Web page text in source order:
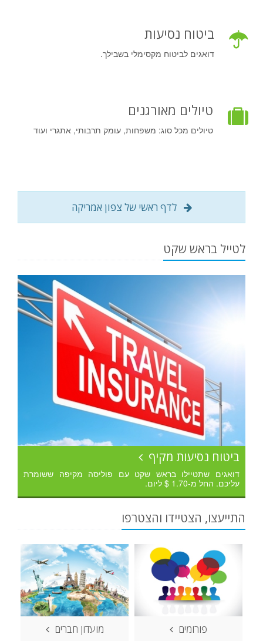
ביטוח נסיעות
דואגים לביטוח מקסימלי בשבילך.
טיולים מאורגנים
טיולים מכל סוג: משפחות, עומק תרבותי, אתגרי ועוד
לדף ראשי של צפון אמריקה
לטייל בראש שקט
ביטוח נסיעות מקיף
דואגים שתטיילו בראש שקט עם פוליסה מקיפה ששומרת
עליכם. החל מ-1.70 $ ליום.
התייעצו, הצטיידו והצטרפו
פורומים מועדון חברים